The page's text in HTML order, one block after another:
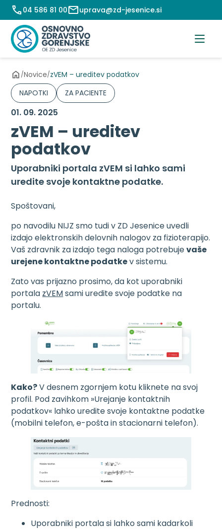
Preskoči
na
vsebino
04 586 81 00 uprava@zd-jesenice.si
/Novice/zVEM – ureditev podatkov
NAPOTKI
ZA PACIENTE
01. 09. 2025
zVEM – ureditev
podatkov
Uporabniki portala zVEM si lahko sami
uredite svoje kontaktne podatke.
Spoštovani,
po navodilu NIJZ smo tudi v ZD Jesenice uvedli
izdajo elektronskih delovnih nalogov za fizioterapijo.
Vaš zdravnik za izdajo tega naloga potrebujevaše
urejene kontaktne podatkev sistemu.
Zato vas prijazno prosimo, da kot uporabniki
portala zVEMsami uredite svoje podatke na
portalu.
Kako?V desnem zgornjem kotu kliknete na svoj
profil. Pod zavihkom »Urejanje kontaktnih
podatkov« lahko uredite svoje kontaktne podatke
(mobilni telefon, e-pošta in stacionarni telefon).
Prednosti:
Uporabniki portala si lahko sami kadarkoli